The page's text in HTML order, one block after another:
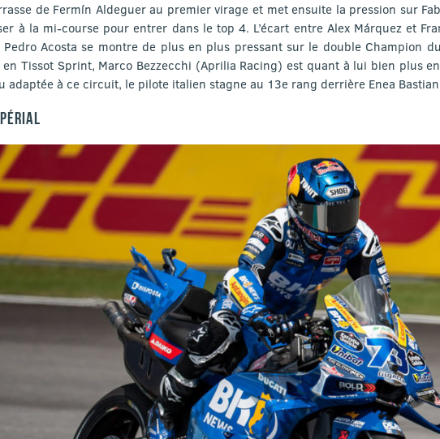
de Fermín Aldeguer au premier virage et met ensuite la pression sur
à la mi-course pour entrer dans le top 4. L’écart entre Alex Márquez et
Acosta se montre de plus en plus pressant sur le double Champion
Tissot Sprint, Marco Bezzecchi (Aprilia Racing) est quant à lui bien plus
adaptée à ce circuit, le pilote italien stagne au 13e rang derrière Enea